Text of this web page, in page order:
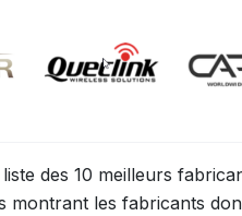
des 10 meilleurs
montrant les fabricants